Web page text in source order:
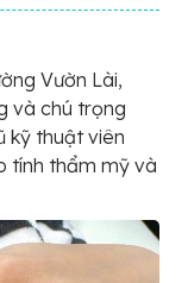
Vườn Lài,
và chú trọng
kỹ thuật viên
tính thẩm mỹ và